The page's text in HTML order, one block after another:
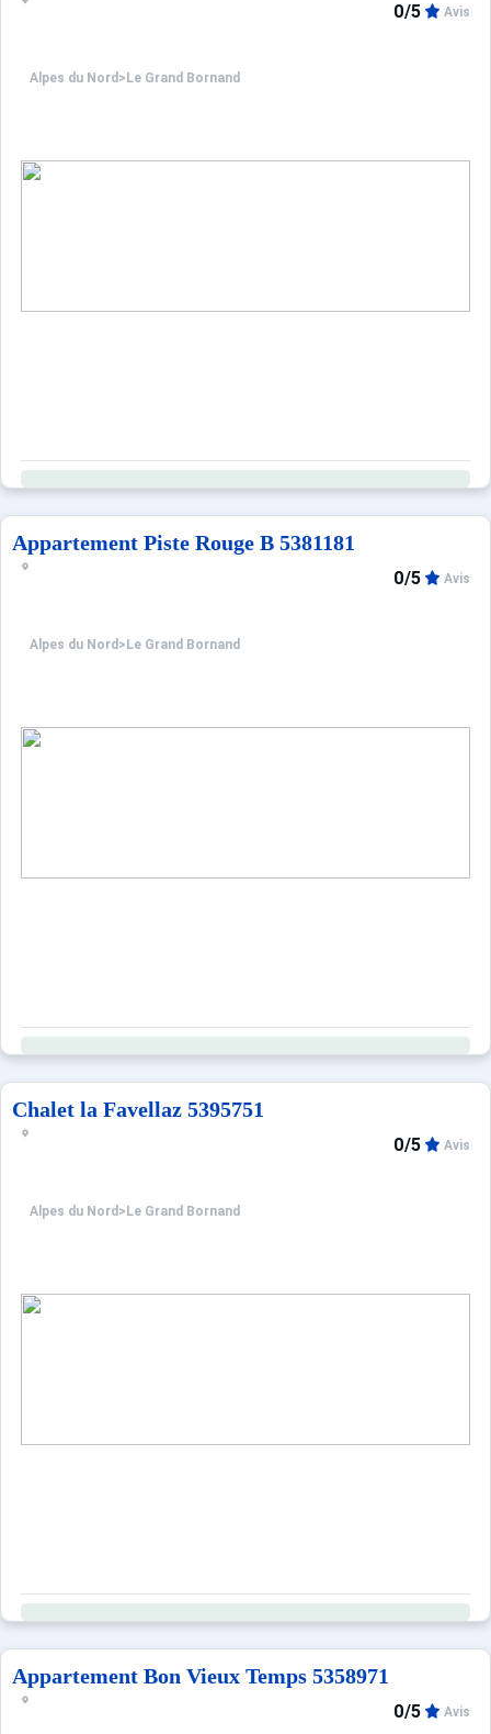
Alpes du Nord > Le Grand Bornand
0/5 Avis
Appartement Piste Rouge B 5381181
Alpes du Nord > Le Grand Bornand
0/5 Avis
Chalet la Favellaz 5395751
Alpes du Nord > Le Grand Bornand
0/5 Avis
Appartement Bon Vieux Temps 5358971
0/5 Avis